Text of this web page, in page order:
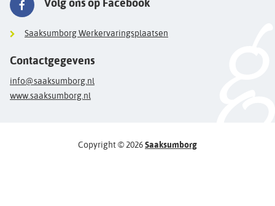
Volg ons op Facebook
Saaksumborg Werkervaringsplaatsen
Contactgegevens
info@saaksumborg.nl
www.saaksumborg.nl
Copyright © 2026Saaksumborg